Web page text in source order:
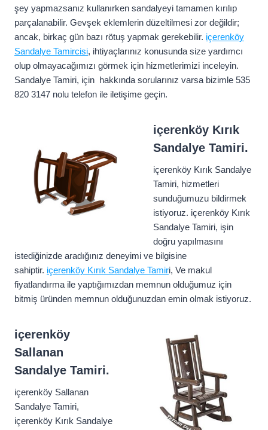
şey yapmazsanız kullanırken sandalyeyi tamamen kırılıp
parçalanabilir. Gevşek eklemlerin düzeltilmesi zor değildir;
ancak, birkaç gün bazı rötuş yapmak gerekebilir. içerenköy
Sandalye Tamircisi, ihtiyaçlarınız konusunda size yardımcı
olup olmayacağımızı görmek için hizmetlerimizi inceleyin.
Sandalye Tamiri, için hakkında sorularınız varsa bizimle 535
820 3147 nolu telefon ile iletişime geçin.
içerenköy Kırık
Sandalye Tamiri.
içerenköy Kırık Sandalye
Tamiri, hizmetleri
sunduğumuzu bildirmek
istiyoruz. içerenköy Kırık
Sandalye Tamiri, işin
doğru yapılmasını
istediğinizde aradığınız deneyimi ve bilgisine
sahiptir. içerenköy Kırık Sandalye Tamiri, Ve makul
fiyatlandırma ile yaptığımızdan memnun olduğumuz için
bitmiş üründen memnun olduğunuzdan emin olmak istiyoruz.
içerenköy
Sallanan
Sandalye Tamiri.
içerenköy Sallanan
Sandalye Tamiri,
içerenköy Kırık Sandalye